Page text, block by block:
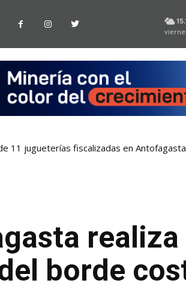
11 jugueterías fiscalizadas en
realiza
borde